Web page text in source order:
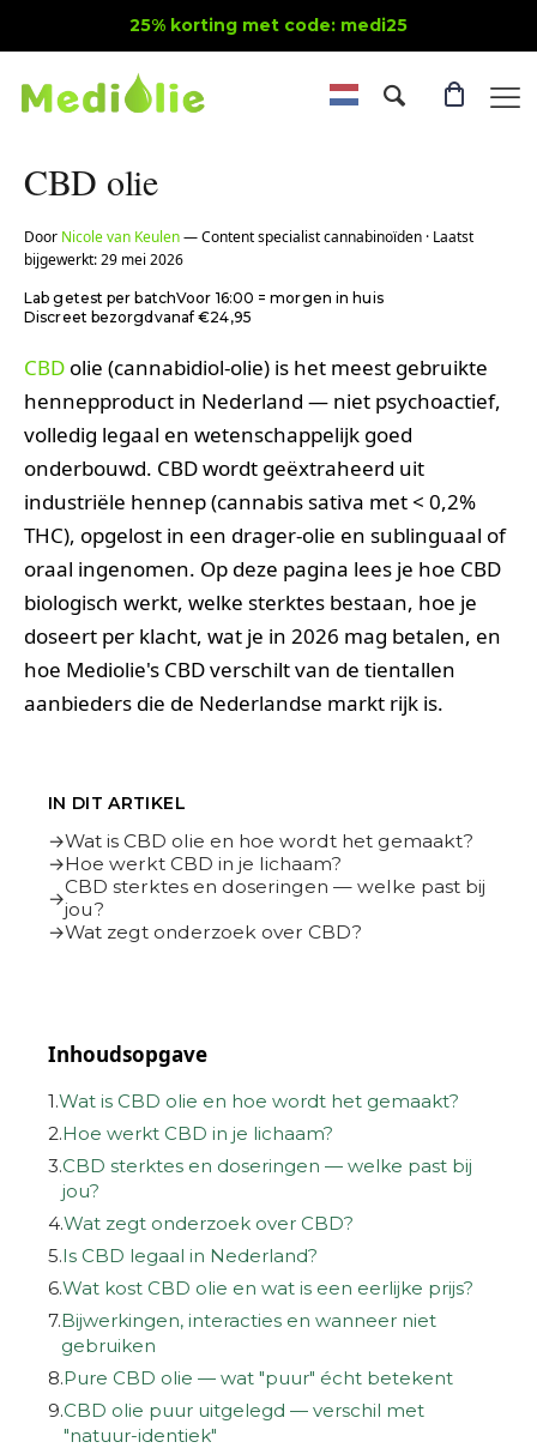
25% korting met code: medi25
CBD olie
Door Nicole van Keulen— Content specialist cannabinoïden · Laatst
bijgewerkt: 29 mei 2026
Lab getest per batchVoor 16:00 = morgen in huis
Discreet bezorgd vanaf €24,95
CBD olie (cannabidiol-olie) is het meest gebruikte
hennepproduct in Nederland — niet psychoactief,
volledig legaal en wetenschappelijk goed
onderbouwd. CBD wordt geëxtraheerd uit
industriële hennep (cannabis sativa met < 0,2%
THC), opgelost in een drager-olie en sublinguaal of
oraal ingenomen. Op deze pagina lees je hoe CBD
biologisch werkt, welke sterktes bestaan, hoe je
doseert per klacht, wat je in 2026 mag betalen, en
hoe Mediolie's CBD verschilt van de tientallen
aanbieders die de Nederlandse markt rijk is.
IN DIT ARTIKEL
Wat is CBD olie en hoe wordt het gemaakt?
Hoe werkt CBD in je lichaam?
CBD sterktes en doseringen — welke past bij
jou?
Wat zegt onderzoek over CBD?
Inhoudsopgave
1.Wat is CBD olie en hoe wordt het gemaakt?
2.Hoe werkt CBD in je lichaam?
3.CBD sterktes en doseringen — welke past bij
jou?
4.Wat zegt onderzoek over CBD?
5.Is CBD legaal in Nederland?
6.Wat kost CBD olie en wat is een eerlijke prijs?
7.Bijwerkingen, interacties en wanneer niet
gebruiken
8.Pure CBD olie — wat "puur" écht betekent
9.CBD olie puur uitgelegd — verschil met
"natuur-identiek"